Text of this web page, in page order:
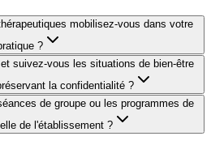
mobilisez-vous dans votre
?
suivez-vous les situations de bien-être
la confidentialité ?
de groupe ou les programmes de
de l'établissement ?